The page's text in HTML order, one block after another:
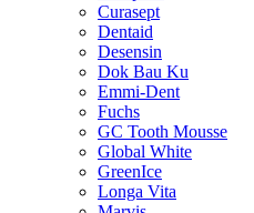
Curasept
Dentaid
Desensin
Dok Bau Ku
Emmi-Dent
Fuchs
GC Tooth Mousse
Global White
GreenIce
Longa Vita